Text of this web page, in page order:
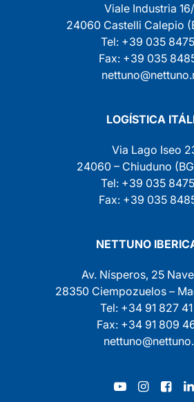
Viale Industria
24060 Castelli Calepio
Tel: +39 035
Fax: +39 035
LOGÍSTICA
Via Lago Iseo
24060 – Chiuduno
Tel: +39 035
Fax: +39 035
NETTUNO
Av. Nísperos, 25
28350 Ciempozuelos –
Tel: +34 91 827
Fax: +34 91 809